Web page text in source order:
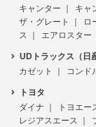
キャンター
キャ
ザ・グレート
ロ
ス
エアロスター
UDトラックス（日
カゼット
コンド
トヨタ
ダイナ
トヨエー
レジアスエース